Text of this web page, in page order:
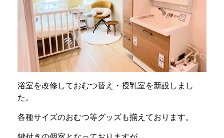
浴室を改修しておむつ替え・授乳室を新設しまし
た。
各種サイズのおむつ等グッズも揃えております。